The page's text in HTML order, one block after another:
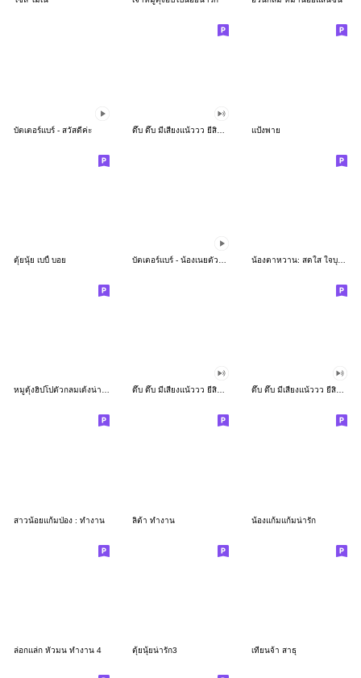
บัตเตอร์แบร์ - สวัสดีค่ะ แป้งพาย
ตุ้ยนุ้ย เบบี้ บอย น้องตาหวาน: สดใส ใจบุญ (สีพาสเทล)
หมูดุ้งฮิปโปตัวกลมเด้งน่ารัก ดึ๊บ ดึ๊บ มีเสียงแน้ววว ยี่สิบเจ็ด ดึ๊บ ดึ๊บ มีเสียงแน้ววว ยี่สิบหก
สาวน้อยแก้มป่อง : ทำงาน ลิต้า ทำงาน น้องแก้มแก้มน่ารัก
ล่อกแล่ก หัวมน ทำงาน 4 ตุ้ยนุ้ยน่ารัก3 เทียนจ้า สาธุ